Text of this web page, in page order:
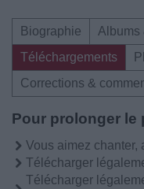
Biographie
Albums
Téléchargements
Corrections &
Pour prolonger le
Vous aimez chanter,
Télécharger
Télécharger